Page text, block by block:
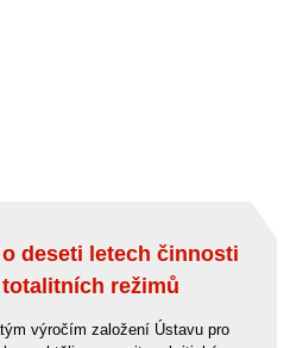
deseti letech činnosti
režimů
výročím založení Ústavu pro